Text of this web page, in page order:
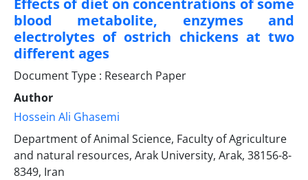
Effects of diet on concentrations of some
blood metabolite, enzymes and
electrolytes of ostrich chickens at two
different ages
Document Type : Research Paper
Author
Hossein Ali Ghasemi
Department of Animal Science, Faculty of Agriculture
and natural resources, Arak University, Arak, 38156-8-
8349, Iran